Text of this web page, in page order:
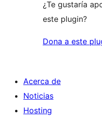
¿Te gustaría
este plugin?
Dona a este
Acerca de
Noticias
Hosting